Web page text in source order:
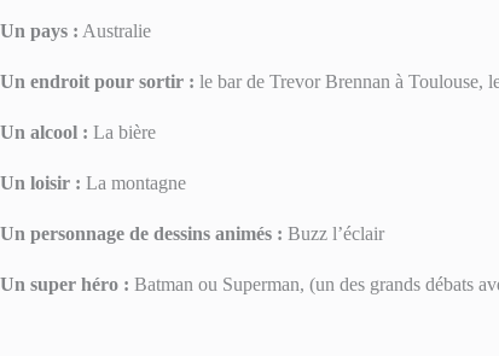
Un pays : Australie
Un endroit pour sortir : le bar de Trevor Brennan à Toulouse,
Un alcool : La bière
Un loisir : La montagne
Un personnage de dessins animés : Buzz l’éclair
Un super héro : Batman ou Superman, (un des grands débats